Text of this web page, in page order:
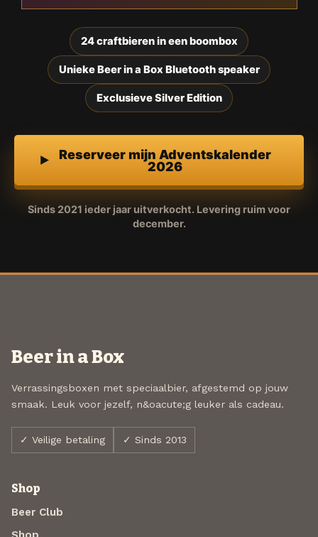
24 craftbieren in een boombox
Unieke Beer in a Box Bluetooth speaker
Exclusieve Silver Edition
Reserveer mijn Adventskalender
2026
Sinds 2021 ieder jaar uitverkocht. Levering ruim voor
december.
Beer in a Box
Verrassingsboxen met speciaalbier, afgestemd op jouw
smaak. Leuk voor jezelf, n&oacute;g leuker als cadeau.
✓ Veilige betaling ✓ Sinds 2013
Shop
Beer Club